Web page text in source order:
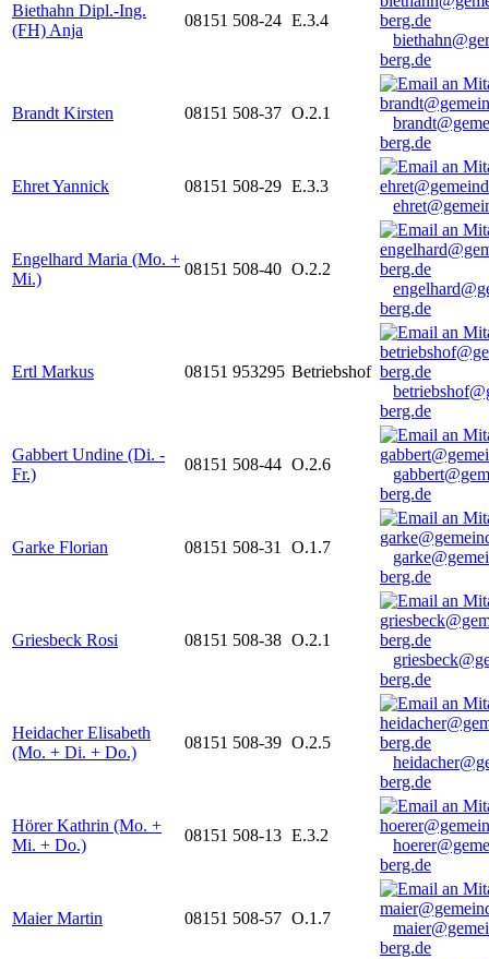
Biethahn Dipl.-Ing.
(FH) Anja
08151 508-24 E.3.4
berg.de
Brandt Kirsten 08151 508-37 O.2.1
berg.de
Ehret Yannick 08151 508-29 E.3.3
Engelhard Maria (Mo. +
Mi.)
08151 508-40 O.2.2
berg.de
Ertl Markus 08151 953295 Betriebshof
berg.de
Gabbert Undine (Di. -
Fr.)
08151 508-44 O.2.6
berg.de
Garke Florian 08151 508-31 O.1.7
berg.de
Griesbeck Rosi 08151 508-38 O.2.1
berg.de
Heidacher Elisabeth
(Mo. + Di. + Do.)
08151 508-39 O.2.5
berg.de
Hörer Kathrin (Mo. +
Mi. + Do.)
08151 508-13 E.3.2
berg.de
Maier Martin 08151 508-57 O.1.7
berg.de